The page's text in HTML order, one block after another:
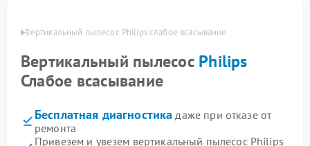
Вертикальный пылесос Philips слабое всасывание
Вертикальный пылесос Philips
Слабое всасывание
Бесплатная диагностика даже при отказе от
ремонта
Привезем и увезем вертикальный пылесос Philips